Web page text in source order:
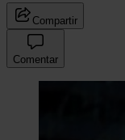
Compartir
Comentar